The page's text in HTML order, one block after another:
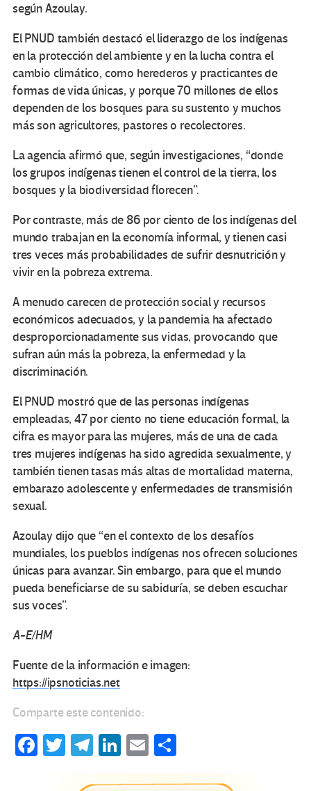
según Azoulay.
El PNUD también destacó el liderazgo de los indígenas
en la protección del ambiente y en la lucha contra el
cambio climático, como herederos y practicantes de
formas de vida únicas, y porque 70 millones de ellos
dependen de los bosques para su sustento y muchos
más son agricultores, pastores o recolectores.
La agencia afirmó que, según investigaciones, “donde
los grupos indígenas tienen el control de la tierra, los
bosques y la biodiversidad florecen”.
Por contraste, más de 86 por ciento de los indígenas del
mundo trabajan en la economía informal, y tienen casi
tres veces más probabilidades de sufrir desnutrición y
vivir en la pobreza extrema.
A menudo carecen de protección social y recursos
económicos adecuados, y la pandemia ha afectado
desproporcionadamente sus vidas, provocando que
sufran aún más la pobreza, la enfermedad y la
discriminación.
El PNUD mostró que de las personas indígenas
empleadas, 47 por ciento no tiene educación formal, la
cifra es mayor para las mujeres, más de una de cada
tres mujeres indígenas ha sido agredida sexualmente, y
también tienen tasas más altas de mortalidad materna,
embarazo adolescente y enfermedades de transmisión
sexual.
Azoulay dijo que “en el contexto de los desafíos
mundiales, los pueblos indígenas nos ofrecen soluciones
únicas para avanzar. Sin embargo, para que el mundo
pueda beneficiarse de su sabiduría, se deben escuchar
sus voces”.
A-E/HM
Fuente de la información e imagen:
https://ipsnoticias.net
Comparte este contenido:
Fa T
Te Li
E